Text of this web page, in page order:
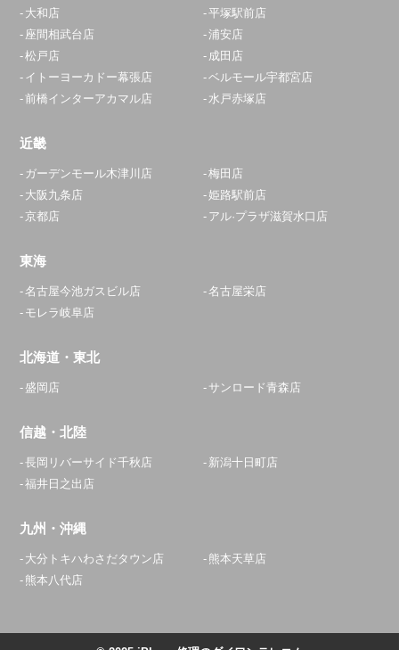
大和店
平塚駅前店
座間相武台店
浦安店
松戸店
成田店
イトーヨーカドー幕張店
ベルモール宇都宮店
前橋インターアカマル店
水戸赤塚店
近畿
ガーデンモール木津川店
梅田店
大阪九条店
姫路駅前店
京都店
アル·プラザ滋賀水口店
東海
名古屋今池ガスビル店
名古屋栄店
モレラ岐阜店
北海道・東北
盛岡店 サンロード青森店
信越・北陸
長岡リバーサイド千秋店
新潟十日町店
福井日之出店
九州・沖縄
大分トキハわさだタウン店
熊本天草店
熊本八代店